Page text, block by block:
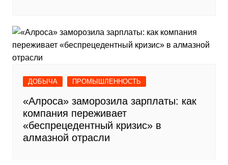
ДОБЫЧА ПРОМЫШЛЕННОСТЬ
«Алроса» заморозила зарплаты: как
компания переживает
«беспрецедентный кризис» в
алмазной отрасли